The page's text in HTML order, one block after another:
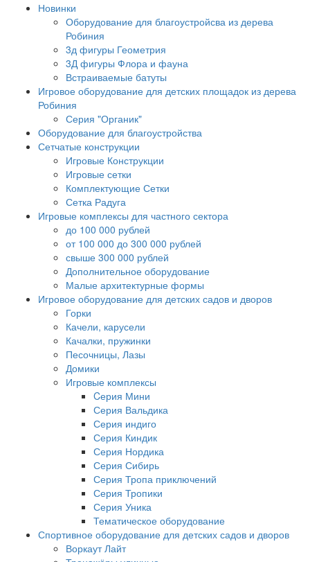
Новинки
Оборудование для благоустройсва из дерева
Робиния
3д фигуры Геометрия
3Д фигуры Флора и фауна
Встраиваемые батуты
Игровое оборудование для детских площадок из дерева
Робиния
Серия "Органик"
Оборудование для благоустройства
Сетчатые конструкции
Игровые Конструкции
Игровые сетки
Комплектующие Сетки
Сетка Радуга
Игровые комплексы для частного сектора
до 100 000 рублей
от 100 000 до 300 000 рублей
свыше 300 000 рублей
Дополнительное оборудование
Малые архитектурные формы
Игровое оборудование для детских садов и дворов
Горки
Качели, карусели
Качалки, пружинки
Песочницы, Лазы
Домики
Игровые комплексы
Cерия Мини
Серия Вальдика
Серия индиго
Серия Киндик
Серия Нордика
Серия Сибирь
Серия Тропа приключений
Серия Тропики
Серия Уника
Тематическое оборудование
Спортивное оборудование для детских садов и дворов
Воркаут Лайт